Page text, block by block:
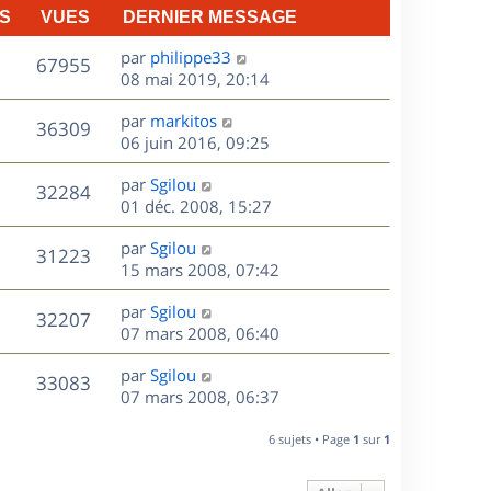
VUES DERNIER MESSAGE
67955V
u
D
e
r
n
i
e
r
m
e
s
s
a
g
e
par philippe33
08 mai 2019, 20:14
36309V
u
s
D
e
r
n
i
e
r
m
e
s
s
a
g
e
par markitos
06 juin 2016, 09:25
32284V
u
e
s
D
e
r
n
i
e
r
m
e
s
s
par Sgilou
01 déc. 2008, 15:27
31223V
u
s
D
e
r
n
i
e
r
m
par Sgilou
15 mars 2008, 07:42
32207V
u
e
D
e
r
n
i
par Sgilou
07 mars 2008, 06:40
33083V
D
e
par Sgilou
07 mars 2008, 06:37
6 sujets • Page 1 sur 1